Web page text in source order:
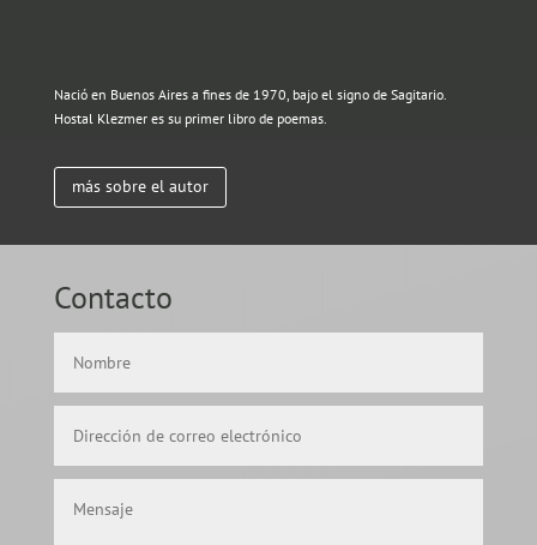
Nació en Buenos Aires a fines de 1970, bajo el signo de Sagitario.
Hostal Klezmer es su primer libro de poemas.
más sobre el autor
Contacto